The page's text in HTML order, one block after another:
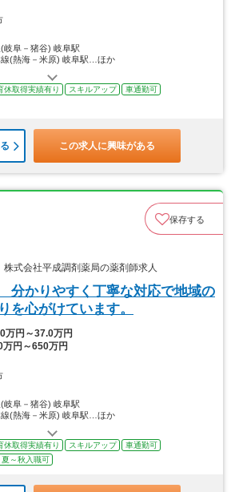
岐阜－猪谷) 岐阜駅
線(熱海－米原) 岐阜駅…ほか
休取得実績有り スキルアップ
車通勤可
この求人に興味がある
保存する
式会社平成調剤薬局の薬剤師求人
分かりやすく丁寧な対応で地域の
を心がけています。
万円～37.0万円
万円～650万円
岐阜－猪谷) 岐阜駅
線(熱海－米原) 岐阜駅…ほか
休取得実績有り スキルアップ
車通勤可
夏～秋入職可